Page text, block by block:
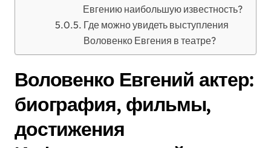
Евгению наибольшую известность?
Где можно увидеть выступления
Воловенко Евгения в театре?
Воловенко Евгений актер:
биография, фильмы,
достижения